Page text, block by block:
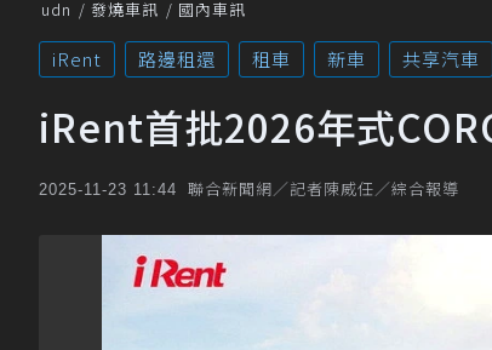
udn 發燒車訊 國內車訊
iRent 路邊租還 租車 新車 共享汽車
iRent首批2026年式
2025-11-23 11:44 聯合新聞網／記者陳威任／綜合報導